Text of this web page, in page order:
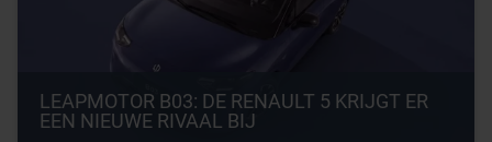
LEAPMOTOR B03: DE RENAULT 5 KRIJGT ER
EEN NIEUWE RIVAAL BIJ